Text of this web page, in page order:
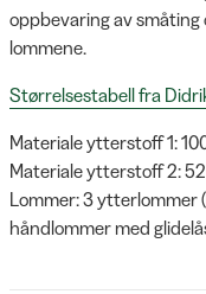
oppbevaring av
lommene.
Størrelsestabell fra
Materiale ytterstoff 1:
Materiale ytterstoff 2:
Lommer: 3 ytterlommer
håndlommer med